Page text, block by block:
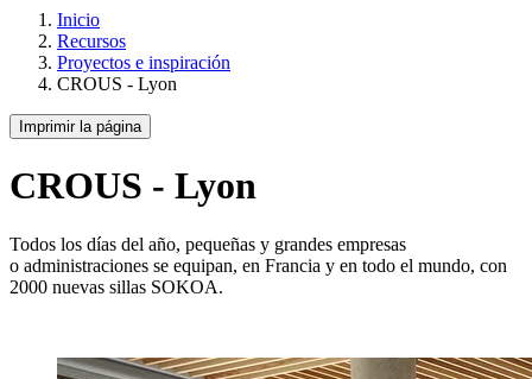
Inicio
Recursos
Proyectos e inspiración
CROUS - Lyon
Imprimir la página
CROUS - Lyon
Todos los días del año, pequeñas y grandes empresas
o administraciones se equipan, en Francia y en todo el mundo, con
2000 nuevas sillas SOKOA.